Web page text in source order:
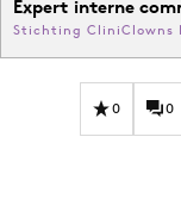
Expert interne
Stichting CliniClowns
0 0